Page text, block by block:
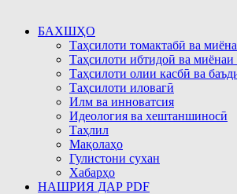
БАХШҲО
Таҳсилоти томактабӣ ва
Таҳсилоти ибтидоӣ ва миёнаи
Таҳсилоти олии касбӣ ва
Таҳсилоти иловагӣ
Илм ва инноватсия
Идеология ва хештаншиносӣ
Таҳлил
Мақолаҳо
Гулистони сухан
Хабарҳо
НАШРИЯ ДАР PDF